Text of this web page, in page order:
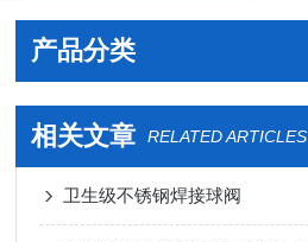
产品分类
相关文章 RELATED ARTICLES
卫生级不锈钢焊接球阀